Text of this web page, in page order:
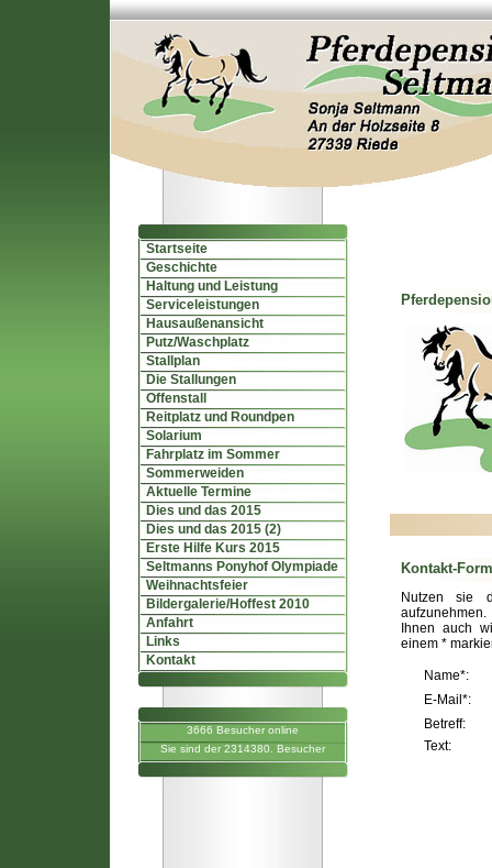
Startseite
Geschichte
Haltung und Leistung
Serviceleistungen
Hausaußenansicht
Putz/Waschplatz
Stallplan
Die Stallungen
Offenstall
Reitplatz und Roundpen
Solarium
Fahrplatz im Sommer
Sommerweiden
Aktuelle Termine
Dies und das 2015
Dies und das 2015 (2)
Erste Hilfe Kurs 2015
Seltmanns Ponyhof Olympiade
Weihnachtsfeier
Bildergalerie/Hoffest 2010
Anfahrt
Links
Kontakt
3666 Besucher online
Sie sind der 2314380. Besucher
Kontakt-
Nutzen sie
Ihnen auch
einem *
Name*:
E-Mail*:
Betreff:
Text: